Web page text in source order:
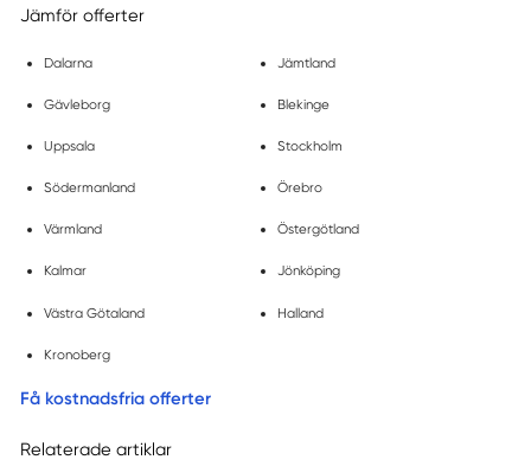
Jämför offerter
Dalarna Jämtland
Gävleborg Blekinge
Uppsala Stockholm
Södermanland Örebro
Värmland Östergötland
Kalmar Jönköping
Västra Götaland Halland
Kronoberg
Få kostnadsfria offerter
Relaterade artiklar